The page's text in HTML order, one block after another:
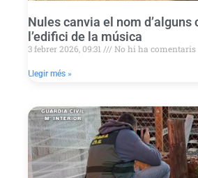
Nules canvia el nom d’alguns
l’edifici de la música
3 febrer 2026, 09:31 No hi ha comentaris
Llegir més »